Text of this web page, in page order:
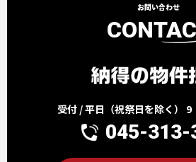
お問い合わせ
受付 / 平日（祝祭日を除く） 9
045-313-